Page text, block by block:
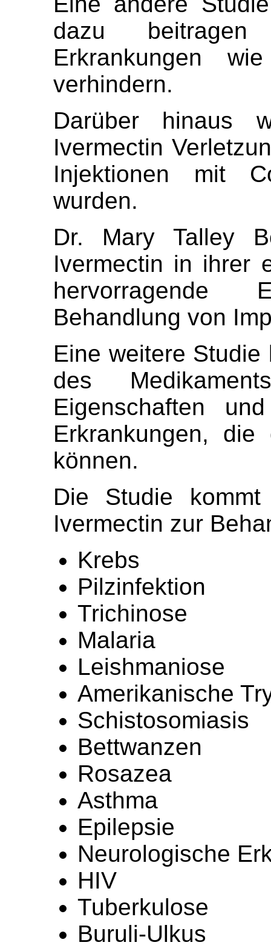
dazu beitragen
Erkrankungen
verhindern.
Darüber hinaus
Ivermectin
Injektionen mit
wurden.
Dr. Mary Talley
Ivermectin in ihrer
Behandlung von
Eine weitere
des
Eigenschaften
Erkrankungen,
können.
Die Studie
Ivermectin zur
Krebs
Pilzinfektion
Trichinose
Malaria
Leishmaniose
Amerikanische
Schistosomiasis
Bettwanzen
Rosazea
Asthma
Epilepsie
Neurologische
HIV
Tuberkulose
Buruli-Ulkus